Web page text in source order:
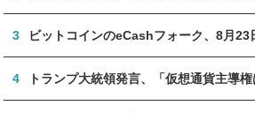
3 ビットコインのeCashフォーク、8月23
4 トランプ大統領発言、「仮想通貨主導権